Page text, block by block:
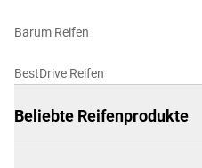
Barum Reifen
BestDrive Reifen
Beliebte Reifenprodukte